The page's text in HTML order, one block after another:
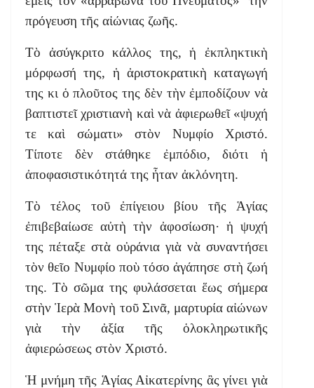
πρόγευση τῆς αἰώνιας ζωῆς.
Τὸ ἀσύγκριτο κάλλος της, ἡ ἐκπληκτικὴ
μόρφωσή της, ἡ ἀριστοκρατικὴ καταγωγή
της κι ὁ πλοῦτος της δὲν τὴν ἐμποδίζουν νὰ
βαπτιστεῖ χριστιανὴ καὶ νὰ ἀφιερωθεῖ «ψυχή
τε καὶ σώματι» στὸν Νυμφίο Χριστό.
Τίποτε δὲν στάθηκε ἐμπόδιο, διότι ἡ
ἀποφασιστικότητά της ἦταν ἀκλόνητη.
Τὸ τέλος τοῦ ἐπίγειου βίου τῆς Ἁγίας
ἐπιβεβαίωσε αὐτὴ τὴν ἀφοσίωση· ἡ ψυχή
της πέταξε στὰ οὐράνια γιὰ νὰ συναντήσει
τὸν θεῖο Νυμφίο ποὺ τόσο ἀγάπησε στὴ ζωή
της. Τὸ σῶμα της φυλάσσεται ἕως σήμερα
στὴν Ἱερὰ Μονὴ τοῦ Σινᾶ, μαρτυρία αἰώνων
γιὰ τὴν ἀξία τῆς ὁλοκληρωτικῆς
ἀφιερώσεως στὸν Χριστό.
Ἡ μνήμη τῆς Ἁγίας Αἰκατερίνης ἂς γίνει γιὰ